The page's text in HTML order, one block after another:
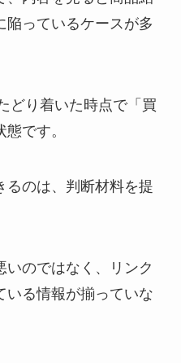
陥っているケースが多
どり着いた時点で「買
です。
るのは、判断材料を提
いのではなく、リンク
いる情報が揃っていな